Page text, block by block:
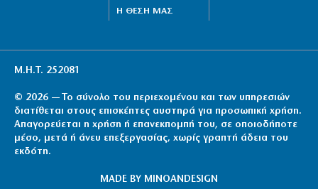
Η ΘΕΣΗ ΜΑΣ
Μ.Η.Τ. 252081
© 2026 — Το σύνολο του περιεχομένου και των υπηρεσιών
διατίθεται στους επισκέπτες αυστηρά για προσωπική χρήση.
Απαγορεύεται η χρήση ή επανεκπομπή του, σε οποιοδήποτε
μέσο, μετά ή άνευ επεξεργασίας, χωρίς γραπτή άδεια του
εκδότη.
MADE BY MINOANDESIGN